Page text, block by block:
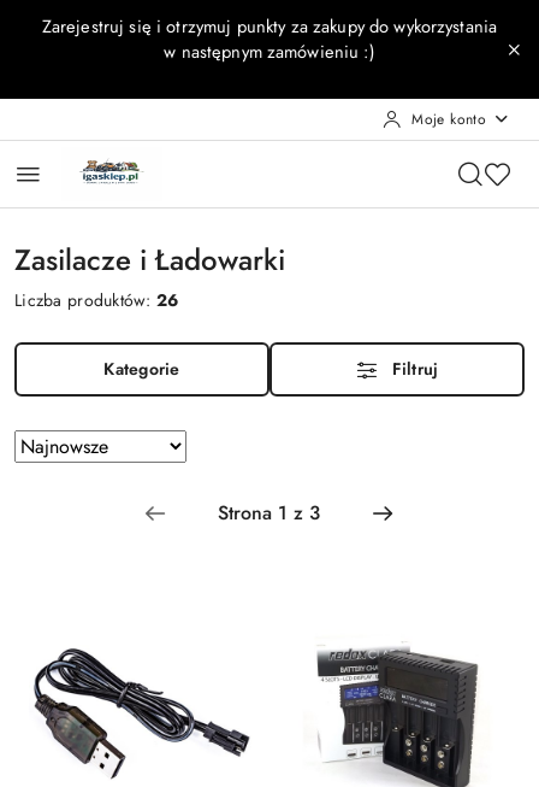
Przejdź do treści głównej
Przejdź do wyszukiwarki
Przejdź do moje konto
Przejdź do menu głównego
Przejdź do stopki
Zarejestruj się i otrzymuj punkty za zakupy do wykorzystania
w następnym zamówieniu :)
Moje konto
Zasilacze i Ładowarki
Liczba produktów:26
Kategorie Filtruj
Zastosowano
sortowanie:
Sortuj
według